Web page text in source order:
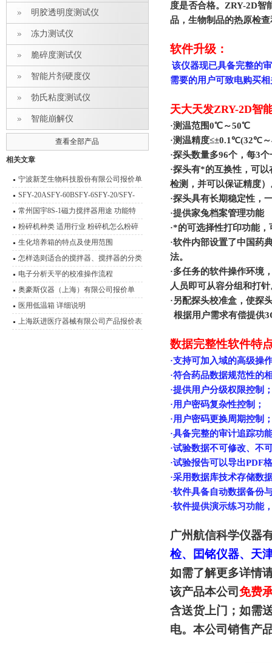
明胶透明度测试仪
冻力测试仪
脆碎度测试仪
智能片剂硬度仪
勃氏粘度测试仪
智能崩解仪
查看全部产品
相关文章
宁波新芝生物科技股份有限公司报价单
参数
SFY-20ASFY-60BSFY-6SFY-20/SFY-
6/SFY-20A/SFY-60B/SFY-60A卤素快速
水分仪（深圳市冠亚电子科技有限公司
产品报价表2012年）
常州国宇8S-1磁力搅拌器用途 功能特
点 磁力操作技术
粉碎机种类 适用行业 粉碎机怎么粉碎
产品
生化培养箱的特点及使用范围
怎样选则适合的搅拌器、搅拌器的分类
型号 功能介绍
电子分析天平的校准操作流程
奥豪斯仪器（上海）有限公司报价单
医用低温箱 详细说明
上海跃进医疗器械有限公司产品报价表
度是否合格。ZRY-2D智
品，生物制品的热原检
软件升级：
该仪器现已具备完整的
需要的用户可致电购买
天大天发ZRY-2D智
·测温范围0℃～50℃
·测温精度≤±0.1℃(32℃
·探头数量多96个，每3
·探头有*的互换性，可
检测，并可以保证精度）
·探头具有长期稳定性，
·提供家兔档案管理功能
·*的可选择性打印功能
·软件内部设置了中国药
法。
·多任务的软件操作环境
人员即可从容分组和打针
·另配探头校准盒，使探
根据用户需求有偿提供
数据完整性软件特
·支持可加入域的高级操
·符合药品数据规范性的
·提供用户分级权限控制
·用户密码复杂性控制；
·用户密码更换周期控制
·具备完整的审计追踪功
·试验数据不可修改、不
·试验报告可以导出PDF
·采用数据库技术存储数
·软件具备自动数据备份
·软件提供演示练习功能
广州航信科学仪器
检、囯铭仪器、天
如需了解更多详情
该产品本公司免费
含送货上门；如需
电。本公司销售产